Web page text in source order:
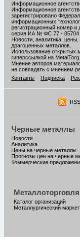
Информационное
Информационное
зарегистрировано
информационных
регистрационный номер и
серия ИА № ФС 77 - 85704
Новости, аналитика,
драгоценных металлов.
Использование открытых
гиперссылкой на
Мнение авторов
не совпадать с мнением
Контакты
Подписка
RSS
Черные металлы
Новости
Аналитика
Цены на черные металлы
Прогнозы цен на черные
Коммерческие
Металлоторговля
Каталог организаций
Металлургический